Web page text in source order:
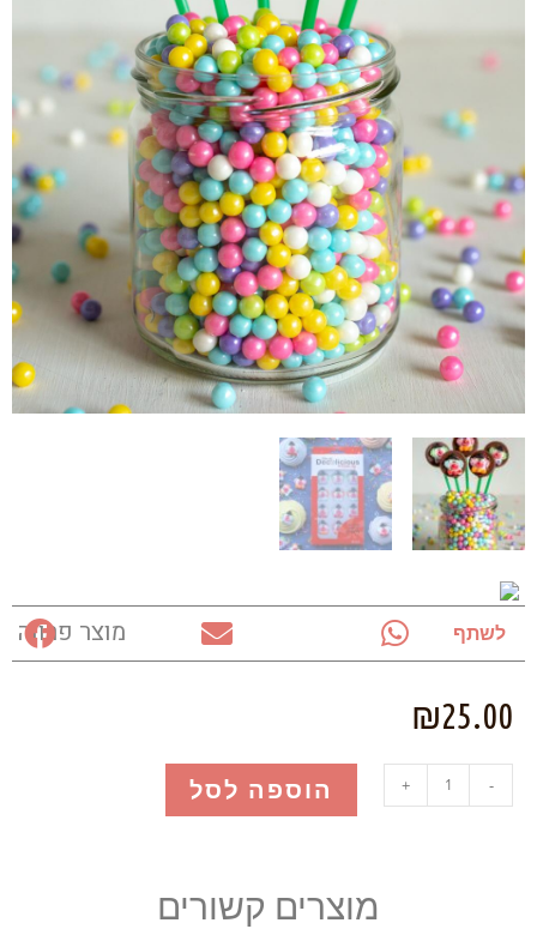
מוצר פרווה לשתף
₪25.00
-
+ הוספה לסל
מוצרים קשורים